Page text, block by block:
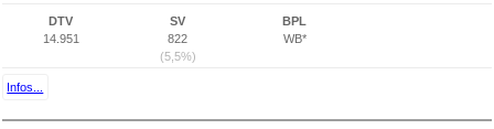
DTV
14.951
SV
822
(5,5%)
BPL
WB*
Infos...